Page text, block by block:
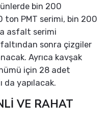
bin 200
ton PMT serimi, bin 200
asfalt serimi
sonra çizgiler
Ayrıca kavşak
için 28 adet
yapılacak.
VE RAHAT